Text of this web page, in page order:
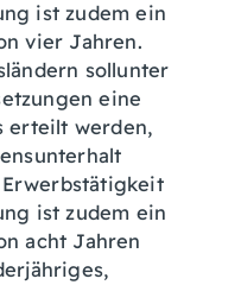
ist zudem ein
vier Jahren.
sollunter
eine
erteilt werden,
ist zudem ein
acht Jahren